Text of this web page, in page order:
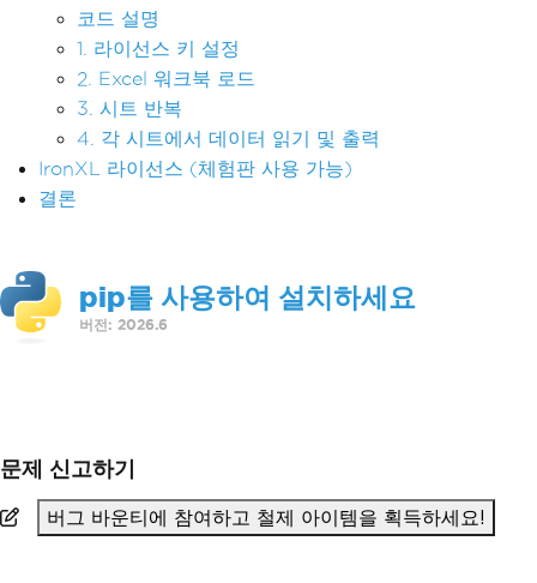
코드 설명
1. 라이선스 키 설정
2. Excel 워크북 로드
3. 시트 반복
4. 각 시트에서 데이터 읽기 및 출력
IronXL 라이선스 (체험판 사용 가능)
결론
pip를 사용하여 설치하세요
버전: 2026.6
문제 신고하기
버그 바운티에 참여하고 철제 아이템을 획득하세요!